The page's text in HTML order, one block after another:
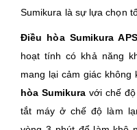
Sumikura là sự lựa chọn
Điều hòa Sumikura
hoạt tính có khả năng
mang lại cảm giác
hòa Sumikura với chế
tắt máy ở chế độ làm